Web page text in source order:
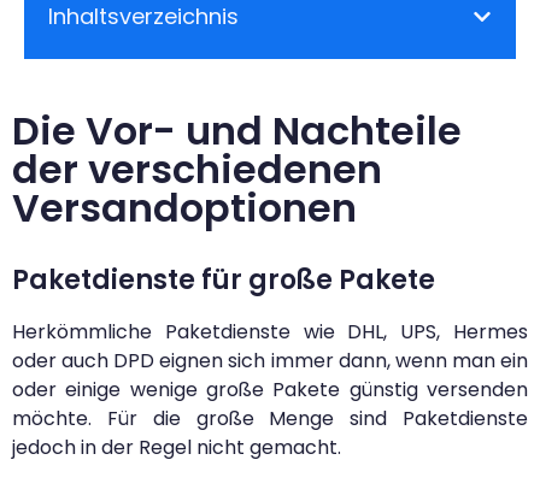
Inhaltsverzeichnis
Die Vor- und Nachteile
der verschiedenen
Versandoptionen
Paketdienste für große Pakete
Herkömmliche Paketdienste wie DHL, UPS, Hermes
oder auch DPD eignen sich immer dann, wenn man ein
oder einige wenige große Pakete günstig versenden
möchte. Für die große Menge sind Paketdienste
jedoch in der Regel nicht gemacht.